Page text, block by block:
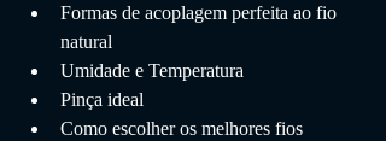
Formas de acoplagem perfeita ao fio
natural
Umidade e Temperatura
Pinça ideal
Como escolher os melhores fios